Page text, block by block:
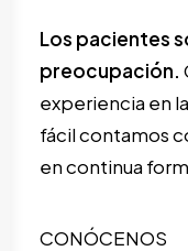
Los pacientes
preocupación.
experiencia en
fácil contamos
en continua
CONÓCENOS